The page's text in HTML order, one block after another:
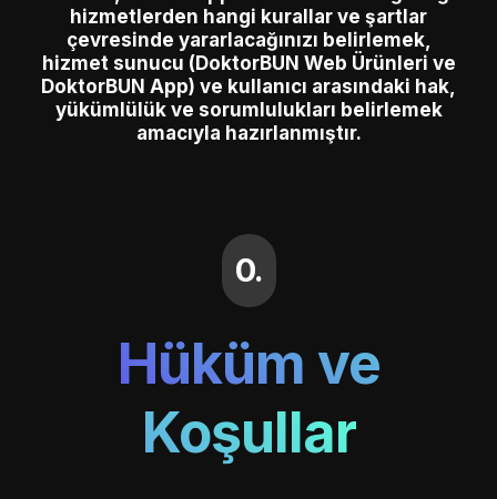
hizmetlerden hangi kurallar ve şartlar
çevresinde yararlacağınızı belirlemek,
hizmet sunucu (DoktorBUN Web Ürünleri ve
DoktorBUN App) ve kullanıcı arasındaki hak,
yükümlülük ve sorumlulukları belirlemek
amacıyla hazırlanmıştır.
0.
Hüküm ve
Koşullar